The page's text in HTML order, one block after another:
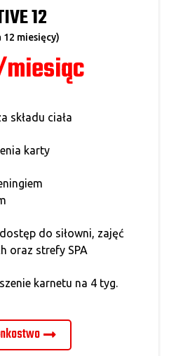
12
12 miesięcy)
miesiąc
składu ciała
karty
do siłowni, zajęć
oraz strefy SPA
karnetu na 4 tyg.